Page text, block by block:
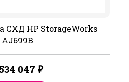
СХД HP StorageWorks
AJ699B
047 ₽